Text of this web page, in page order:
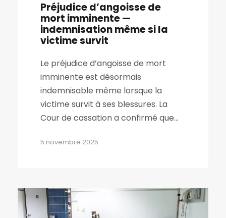
Préjudice d’angoisse de
mort imminente —
indemnisation même si la
victime survit
Le préjudice d’angoisse de mort
imminente est désormais
indemnisable même lorsque la
victime survit à ses blessures. La
Cour de cassation a confirmé que...
5 novembre 2025